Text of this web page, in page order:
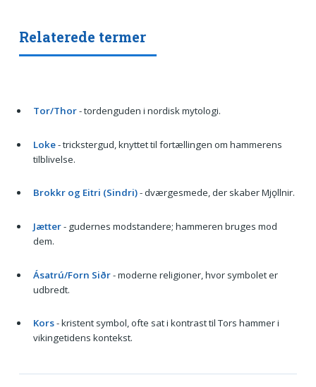
Relaterede termer
Tor/Thor- tordenguden i nordisk mytologi.
Loke- trickstergud, knyttet til fortællingen om hammerens
tilblivelse.
Brokkr og Eitri (Sindri)- dværgesmede, der skaber Mjǫllnir.
Jætter- gudernes modstandere; hammeren bruges mod
dem.
Ásatrú/Forn Siðr- moderne religioner, hvor symbolet er
udbredt.
Kors- kristent symbol, ofte sat i kontrast til Tors hammer i
vikingetidens kontekst.